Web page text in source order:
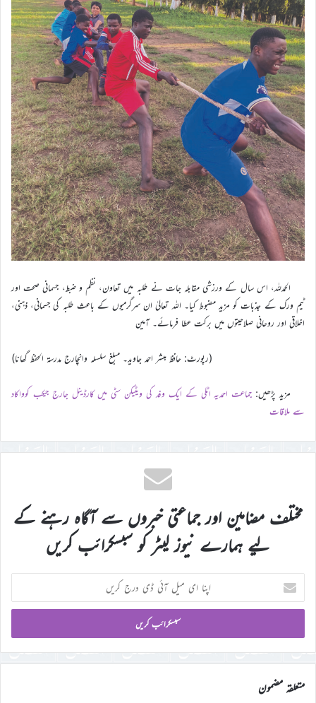
الحمدللہ، اس سال کے ورزشی مقابلہ جات نے طلبہ میں تعاون، نظم و ضبط، جسمانی صحت اور
ٹیم ورک کے جذبات کو مزید مضبوط کیا۔ اللہ تعالیٰ ان سرگرمیوں کے باعث طلبہ کی جسمانی، ذہنی،
اخلاقی اور روحانی صلاحیتوں میں برکت عطا فرمائے۔ آمین
(رپورٹ: حافظ مبشر احمد جاوید۔ مبلغ سلسلہ وانچارج مدرسۃ الحفظ گھانا)
مزید پڑھیں: جماعت احمدیہ اٹلی کے ایک وفد کی ویٹیکن سٹی میں کارڈینل جارج جیکب کوواکاد
سے ملاقات
مختلف مضامین اور جماعتی خبروں سے آگاہ رہنے کے
لیے ہمارے نیوز لیٹر کو سبسکرائب کریں
اپنا
ای
میل
ڈی
درج
کریں
متعلقہ مضمون